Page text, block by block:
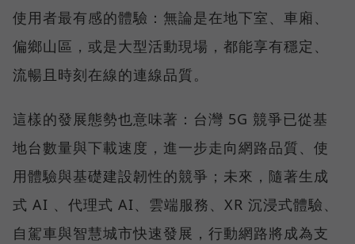
使用者最有感的體驗：無論是在地下室、車廂、
偏鄉山區，或是大型活動現場，都能享有穩定、
流暢且時刻在線的連線品質。
這樣的發展態勢也意味著：台灣 5G 競爭已從基
地台數量與下載速度，進一步走向網路品質、使
用體驗與基礎建設韌性的競爭；未來，隨著生成
式 AI 、代理式 AI、雲端服務、XR 沉浸式體驗、
自駕車與智慧城市快速發展，行動網路將成為支